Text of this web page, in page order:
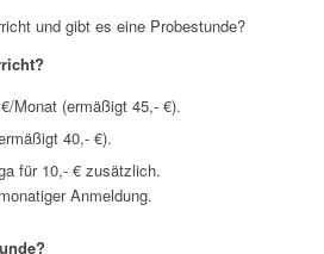
und gibt es eine Probestunde?
Monat (ermäßigt 45,- €).
40,- €).
für 10,- € zusätzlich.
Anmeldung.